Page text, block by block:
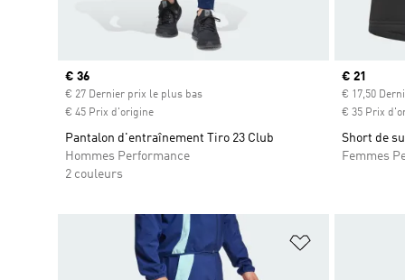
Prix actuel
€ 36
€ 27 Dernier prix le plus bas
€ 45 Prix d'origine
Pantalon d'entraînement Tiro 23 Club
Hommes Performance
2 couleurs
Prix actuel
€ 21
€ 17,50
€ 35 Prix
Short de
Femmes